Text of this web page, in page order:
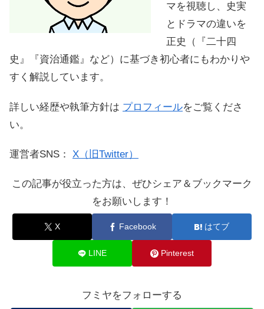
マを視聴し、史実
とドラマの違いを
正史（『二十四
史』『資治通鑑』など）に基づき初心者にもわかりや
すく解説しています。
詳しい経歴や執筆方針は プロフィールをご覧くださ
い。
運営者SNS： X（旧Twitter）
この記事が役立った方は、ぜひシェア＆ブックマーク
をお願いします！
X Facebook はてブ
LINE Pinterest
フミヤをフォローする